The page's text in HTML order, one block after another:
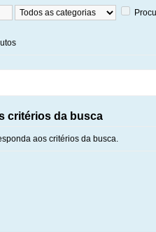
critérios da busca
aos critérios da busca.